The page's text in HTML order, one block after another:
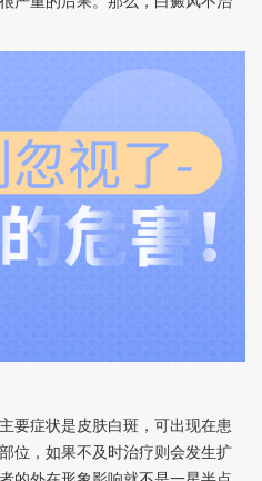
症状是皮肤白斑，可出现在患
位，如果不及时治疗则会发生扩